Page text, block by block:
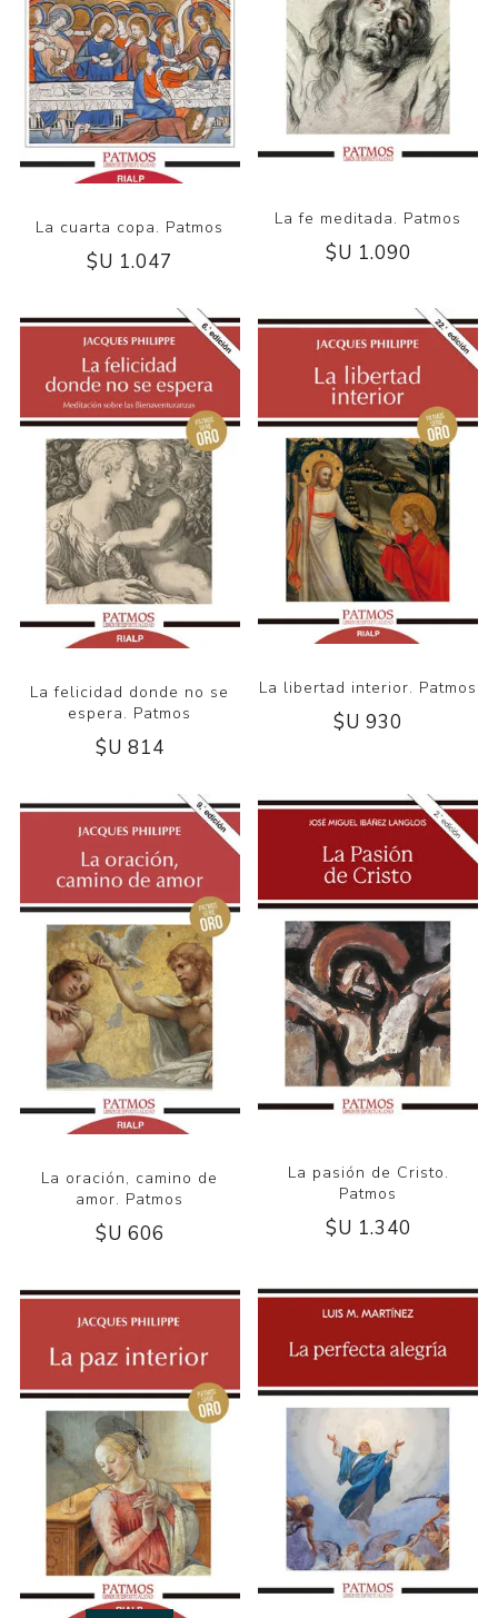
La cuarta copa. Patmos
$U 1.047
La fe meditada. Patmos
$U 1.090
La felicidad donde no se
espera. Patmos
$U 814
La libertad interior. Patmos
$U 930
La oración, camino de
amor. Patmos
$U 606
La pasión de Cristo.
Patmos
$U 1.340